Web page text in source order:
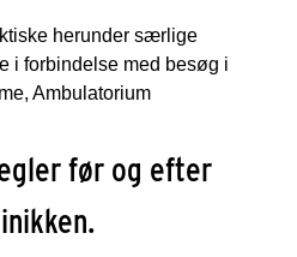
herunder særlige
i forbindelse med besøg i
Ambulatorium
før og efter